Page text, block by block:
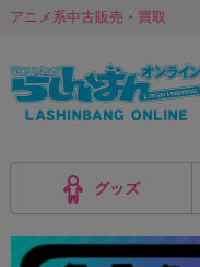
アニメ系中古販売・買取
グッズ